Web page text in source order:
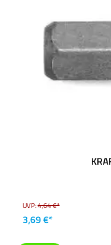
UVP:4,64 €*
3,69 €*